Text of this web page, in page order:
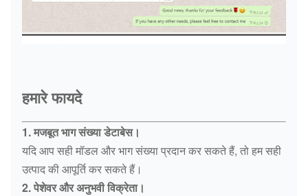
हमारे फायदे
1. मजबूत भाग संख्या डेटाबेस।
यदि आप सही मॉडल और भाग संख्या प्रदान कर सकते हैं, तो हम सही
उत्पाद की आपूर्ति कर सकते हैं।
2. पेशेवर और अनुभवी विक्रेता।